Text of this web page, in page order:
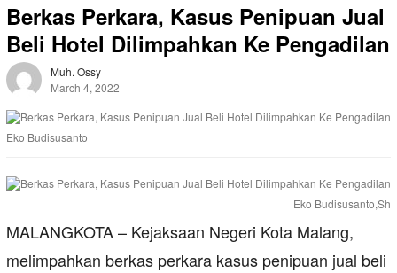
Berkas Perkara, Kasus Penipuan Jual
Beli Hotel Dilimpahkan Ke Pengadilan
Muh. Ossy
March 4, 2022
Eko Budisusanto
Eko Budisusanto,Sh
MALANGKOTA – Kejaksaan Negeri Kota Malang,
melimpahkan berkas perkara kasus penipuan jual beli